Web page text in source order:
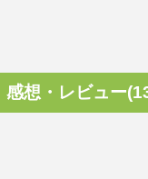
感想・レビュー